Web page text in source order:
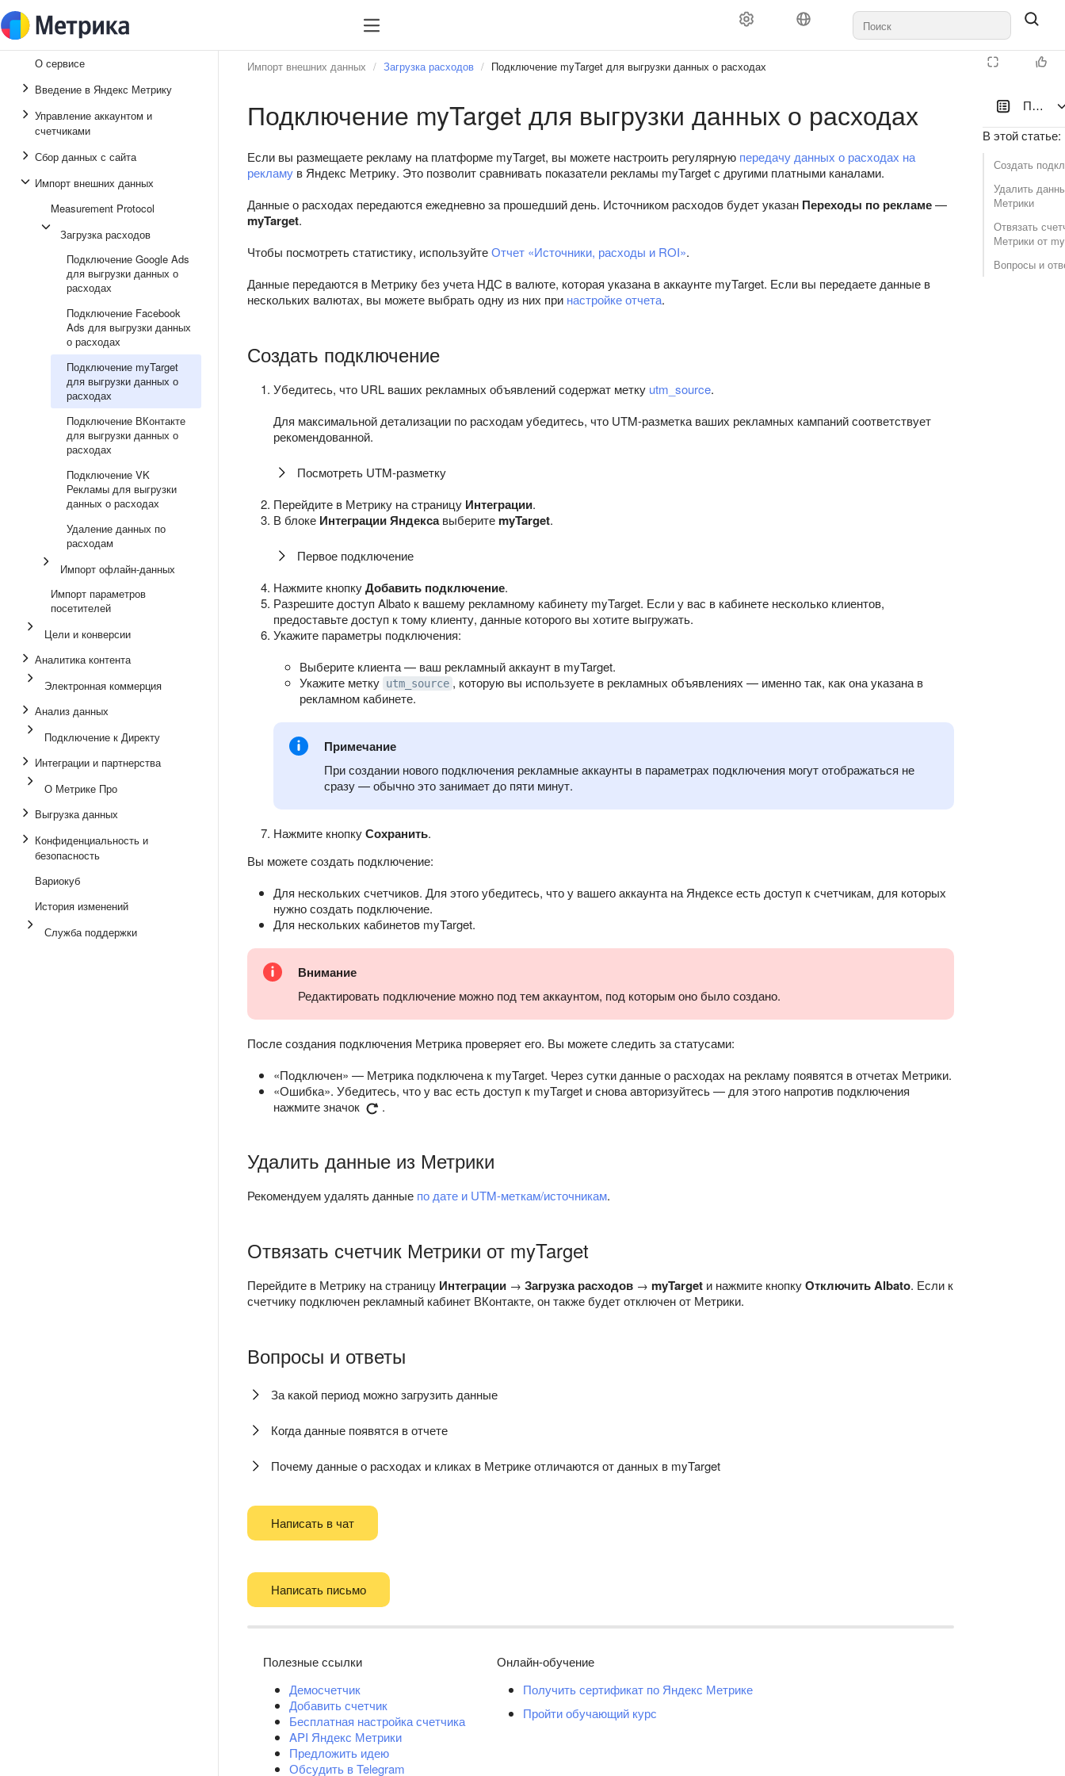
О сервисе
Введение в Яндекс Метрику
Управление аккаунтом и
счетчиками
Сбор данных с сайта
Импорт внешних данных
Measurement Protocol
Загрузка расходов
Подключение Google Ads
для выгрузки данных о
расходах
Подключение Facebook
Ads для выгрузки данных
о расходах
Подключение myTarget
для выгрузки данных о
расходах
Подключение ВКонтакте
для выгрузки данных о
расходах
Подключение VK
Рекламы для выгрузки
данных о расходах
Удаление данных по
расходам
Импорт офлайн-данных
Импорт параметров
посетителей
Цели и конверсии
Аналитика контента
Электронная коммерция
Анализ данных
Подключение к Директу
Интеграции и партнерства
О Метрике Про
Выгрузка данных
Конфиденциальность и
безопасность
Вариокуб
История изменений
Служба поддержки
В этой статье:
Создать
Удалить
Метрики
Отвязать
Метрики от
Вопросы и
Импорт внешних данных Загрузка расходов Подключение myTarget для выгрузки данных о расходах
Подключение myTarget для выгрузки данных о расходах
Если вы размещаете рекламу на платформе myTarget, вы можете настроить регулярную передачу данных о расходах на
рекламу в Яндекс Метрику. Это позволит сравнивать показатели рекламы myTarget с другими платными каналами.
Данные о расходах передаются ежедневно за прошедший день. Источником расходов будет указан Переходы по рекламе—
myTarget.
Чтобы посмотреть статистику, используйтеОтчет «Источники, расходы и ROI».
Данные передаются в Метрику без учета НДС в валюте, которая указана в аккаунте myTarget. Если вы передаете данные в
нескольких валютах, вы можете выбрать одну из них при настройке отчета.
Создать подключение
Убедитесь, что URL ваших рекламных объявлений содержат метку utm_source.
Для максимальной детализации по расходам убедитесь, что UTM-разметка ваших рекламных кампаний соответствует
рекомендованной.
Посмотреть UTM-разметку
Перейдите в Метрику на страницу Интеграции.
В блоке Интеграции Яндексавыберите myTarget.
Первое подключение
Нажмите кнопкуДобавить подключение.
Разрешите доступ Albato к вашему рекламному кабинету myTarget. Если у вас в кабинете несколько клиентов,
предоставьте доступ к тому клиенту, данные которого вы хотите выгружать.
Укажите параметры подключения:
Выберите клиента — ваш рекламный аккаунт в myTarget.
Укажите метку utm_source , которую вы используете в рекламных объявлениях — именно так, как она указана в
рекламном кабинете.
Примечание
При создании нового подключения рекламные аккаунты в параметрах подключения могут отображаться не
сразу — обычно это занимает до пяти минут.
Нажмите кнопкуСохранить.
Вы можете создать подключение:
Для нескольких счетчиков. Для этого убедитесь, что у вашего аккаунта на Яндексе есть доступ к счетчикам, для которых
нужно создать подключение.
Для нескольких кабинетов myTarget.
Внимание
Редактировать подключение можно под тем аккаунтом, под которым оно было создано.
После создания подключения Метрика проверяет его. Вы можете следить за статусами:
«Подключен» — Метрика подключена к myTarget. Через сутки данные о расходах на рекламу появятся в отчетах Метрики.
«Ошибка». Убедитесь, что у вас есть доступ к myTarget и снова авторизуйтесь — для этого напротив подключения
нажмите значок
.
Удалить данные из Метрики
Рекомендуем удалять данные по дате и UTM-меткам/источникам.
Отвязать счетчик Метрики от myTarget
Перейдите в Метрику на страницу Интеграции → Загрузка расходов → myTarget и нажмите кнопкуОтключить Albato. Если к
счетчику подключен рекламный кабинет ВКонтакте, он также будет отключен от Метрики.
Вопросы и ответы
За какой период можно загрузить данные
Когда данные появятся в отчете
Почему данные о расходах и кликах в Метрике отличаются от данных в myTarget
Написать в чат
Написать письмо
Полезные ссылки
Демосчетчик
Добавить счетчик
Бесплатная настройка счетчика
API Яндекс Метрики
Предложить идею
Обсудить в Telegram
Онлайн-обучение
Получить сертификат по Яндекс Метрике
Пройти обучающий курс